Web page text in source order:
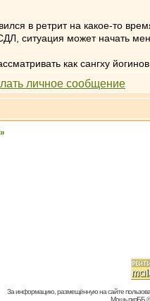
в ретрит на какое-то
ситуация может начать
как сангху
За информацию, размещённую на сайте
Мощь пхпББ ©